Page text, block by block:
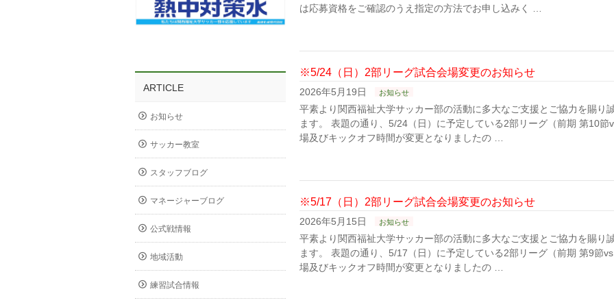
は応募資格をご確認のうえ指定の方法でお申し込みく …
※5/24（日）2部リーグ試合会場変更のお知らせ
2026年5月19日 お知らせ
平素より関西福祉大学サッカー部の活動に多大なご支援とご協力を賜り
ます。 表題の通り、5/24（日）に予定している2部リーグ（前期 第10節
場及びキックオフ時間が変更となりましたの …
※5/17（日）2部リーグ試合会場変更のお知らせ
2026年5月15日 お知らせ
平素より関西福祉大学サッカー部の活動に多大なご支援とご協力を賜り
ます。 表題の通り、5/17（日）に予定している2部リーグ（前期 第9節
場及びキックオフ時間が変更となりましたの …
ARTICLE
お知らせ
サッカー教室
スタッフブログ
マネージャーブログ
公式戦情報
地域活動
練習試合情報